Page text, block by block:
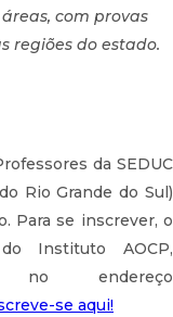
com provas
regiões do estado.
da SEDUC
Rio Grande do Sul)
Para se inscrever, o
Instituto AOCP,
no endereço
se aqui!